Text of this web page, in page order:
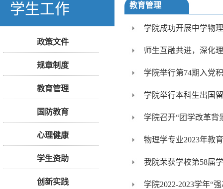
学生工作
政策文件
规章制度
教育管理
国防教育
心理健康
学生资助
创新实践
教育管理
学院成功开展中学物
师生互融共进，深化
学院举行第74期入党
学院举行本科生出国
学院召开“团学改革背
物理学专业2023年教
我院荣获学校第58届
学院2022-2023学年“